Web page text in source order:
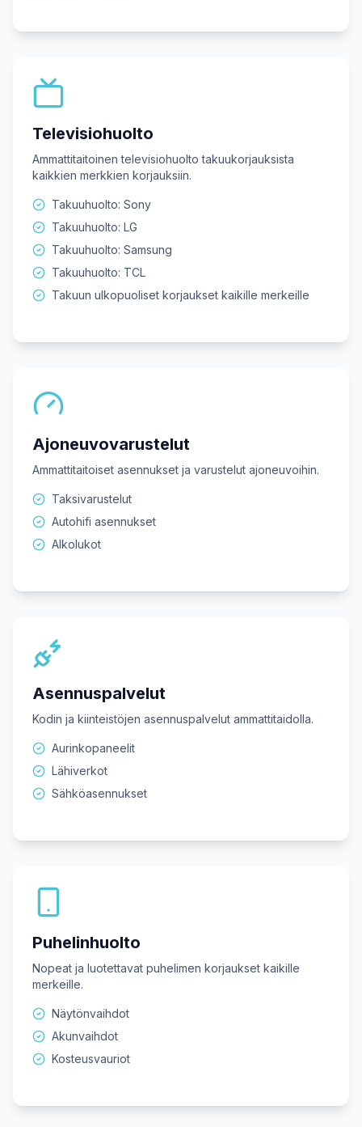
Televisiohuolto
Ammattitaitoinen televisiohuolto takuukorjauksista
kaikkien merkkien korjauksiin.
Takuuhuolto: Sony
Takuuhuolto: LG
Takuuhuolto: Samsung
Takuuhuolto: TCL
Takuun ulkopuoliset korjaukset kaikille merkeille
Ajoneuvovarustelut
Ammattitaitoiset asennukset ja varustelut ajoneuvoihin.
Taksivarustelut
Autohifi asennukset
Alkolukot
Asennuspalvelut
Kodin ja kiinteistöjen asennuspalvelut ammattitaidolla.
Aurinkopaneelit
Lähiverkot
Sähköasennukset
Puhelinhuolto
Nopeat ja luotettavat puhelimen korjaukset kaikille
merkeille.
Näytönvaihdot
Akunvaihdot
Kosteusvauriot